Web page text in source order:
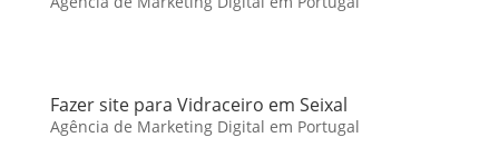
Fazer site para Vidraceiro em Seixal
Agência de Marketing Digital em Portugal